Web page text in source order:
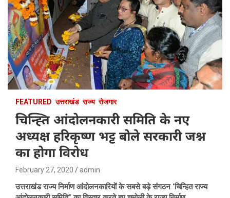
FEATURED उत्तराखंड राज्य रोजगार
चिन्ह्ति आंदोलनकारी समिति के नए
अध्यक्ष हरिकृष्ण भट्ट बोले सरकारी जश्न
का होगा विरोध
February 27, 2020 admin
उत्तराखंड राज्य निर्माण आंदोलनकारियों के सबसे बड़े संगठन ‘चिन्हित राज्य